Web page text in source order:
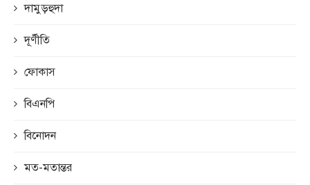
দামুড়হুদা
দূর্ণীতি
ফোকাস
বিএনপি
বিনোদন
মত-মতান্তর